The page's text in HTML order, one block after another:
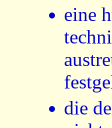
eine
die